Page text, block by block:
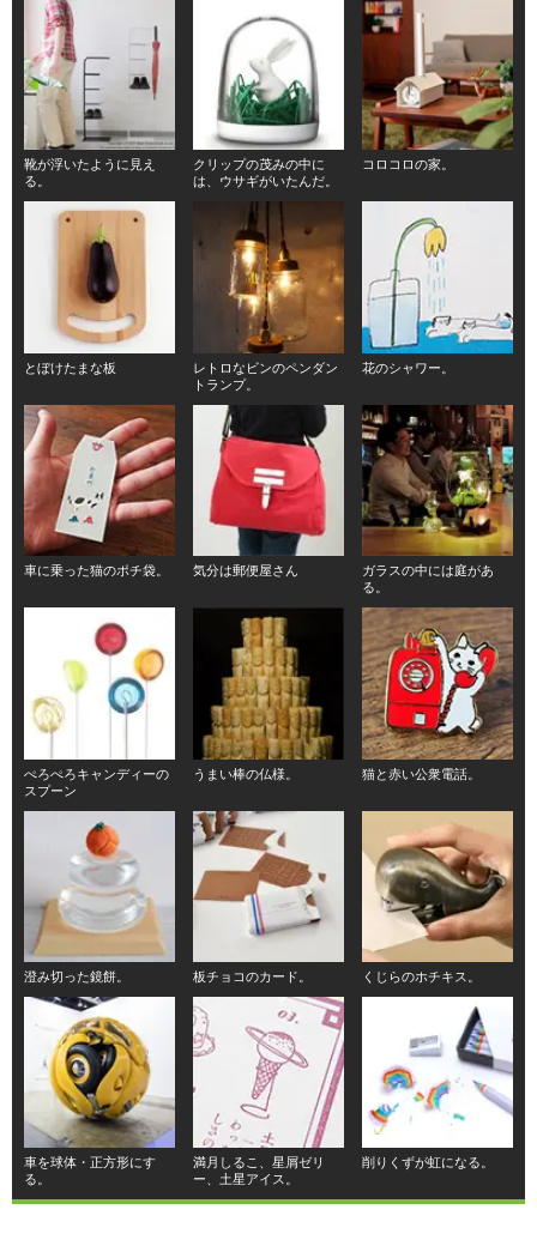
靴が浮いたように見え
る。
クリップの茂みの中に
は、ウサギがいたんだ。
コロコロの家。
とぼけたまな板
レトロなビンのペンダン
トランプ。
花のシャワー。
車に乗った猫のポチ袋。 気分は郵便屋さん
ガラスの中には庭があ
る。
ぺろぺろキャンディーの
スプーン
うまい棒の仏様。 猫と赤い公衆電話。
澄み切った鏡餅。 板チョコのカード。 くじらのホチキス。
車を球体・正方形にす
る。
満月しるこ、星屑ゼリ
ー、土星アイス。
削りくずが虹になる。